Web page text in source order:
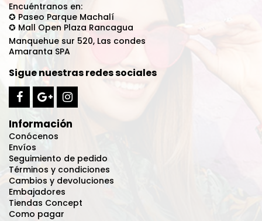
Encuéntranos en:
✪ Paseo Parque Machalí
✪ Mall Open Plaza Rancagua
Manquehue sur 520, Las condes
Amaranta SPA
Sigue nuestras redes sociales
Información
Conócenos
Envíos
Seguimiento de pedido
Términos y condiciones
Cambios y devoluciones
Embajadores
Tiendas Concept
Como pagar